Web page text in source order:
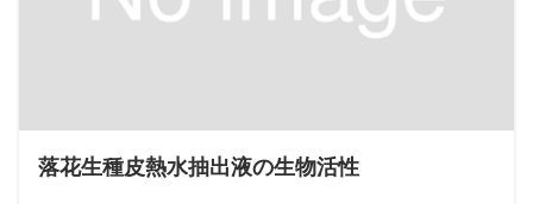
落花生種皮熱水抽出液の生物活性